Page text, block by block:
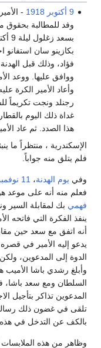
9 أكتوبر 1918 - الأمير
وفد للمطالبة
بسعد زغلول ليلة 9 أكتوبر سنة 1918 في حفلة أقامها
بكازينو سان استفانو
فؤاد، وذلك قبل
ووافق عليها. ووعد
رجنلد ونجت تكريماً
غداة ذلك اليوم
هذا الصدد. ثم عاد
الإسكندرية ، منتظراً ما
فلم يتلق منه جواباً.
وفي يوم الهدنة، 11 نوفمبر
فعلم منه أنه على موعد
فهمي
ينفذ الفكرة التي فاتحه
الدوة إلى المدعوين،
وأبلغ رشدي باشا الأميب
السلطان ومع سعد باشا،
المدعوين تذاكر بتأجيل
تلقى في غضون ذلك
بالكف عن التدخل في هذه
وظاهر من هذه